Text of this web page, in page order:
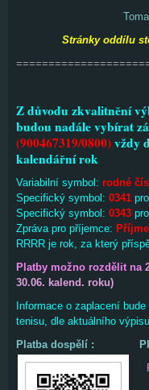
Stránky oddílu
Z důvodu zkvalitnění
budou nadále vybírat
(900467319/0800)vždy
kalendářní rok
Variabilní symbol: rodné
Specifický symbol: 0341
Specifický symbol: 0343
Zpráva pro příjemce:
RRRR je rok, za který
Platby možno rozdělit na
30.06. kalend. roku)
Informace o zaplacení
tenisu, dle aktuálního
Platba dospělí :